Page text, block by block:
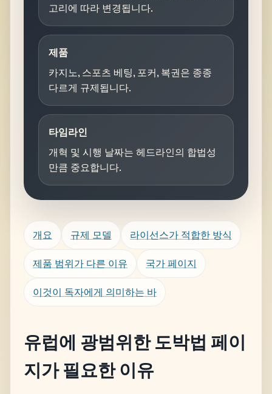
고리에 따라 변경됩니다.
제품
카지노, 스포츠 베팅, 포커, 복권은 종종
다르게 규제됩니다.
타임라인
개혁 및 시행 날짜는 헤드라인의 합법성
만큼 중요합니다.
개요 규제 모델 라이선스가 적합한 방식
제품 범위가 다른 이유 국가 페이지
이것이 독자에게 의미하는 바
유럽에 광범위한 도박법 페이
지가 필요한 이유